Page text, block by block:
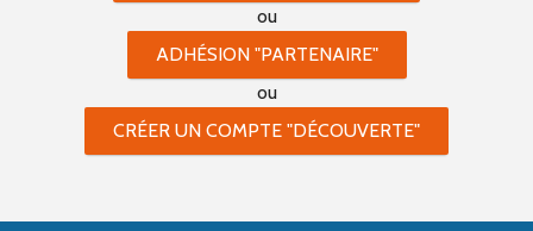
ou
ADHÉSION "PARTENAIRE"
ou
CRÉER UN COMPTE "DÉCOUVERTE"